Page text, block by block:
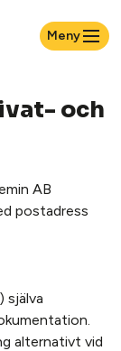
Meny
och
AB
postadress
själva
alternativt vid